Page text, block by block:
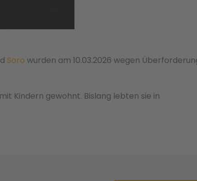
Soro wurden am 10.03.2026 wegen
Kindern gewohnt. Bislang lebten sie in